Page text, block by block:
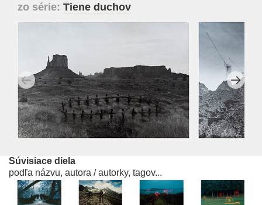
zo série: Tiene duchov
Súvisiace diela
podľa názvu, autora / autorky, tagov...